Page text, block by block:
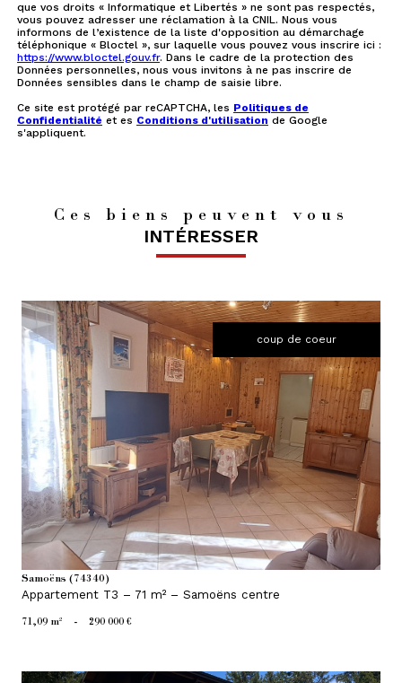
que vos droits « Informatique et Libertés » ne sont pas respectés,
vous pouvez adresser une réclamation à la CNIL. Nous vous
informons de l’existence de la liste d'opposition au démarchage
téléphonique « Bloctel », sur laquelle vous pouvez vous inscrire ici :
https://www.bloctel.gouv.fr. Dans le cadre de la protection des
Données personnelles, nous vous invitons à ne pas inscrire de
Données sensibles dans le champ de saisie libre.
Ce site est protégé par reCAPTCHA, les Politiques de
Confidentialité et es Conditions d'utilisation de Google
s'appliquent.
Ces biens peuvent vous
INTÉRESSER
coup de coeur
voir le bien
Samoëns (74340)
Appartement T3 – 71 m² – Samoëns centre
71,09 m² - 290 000 €